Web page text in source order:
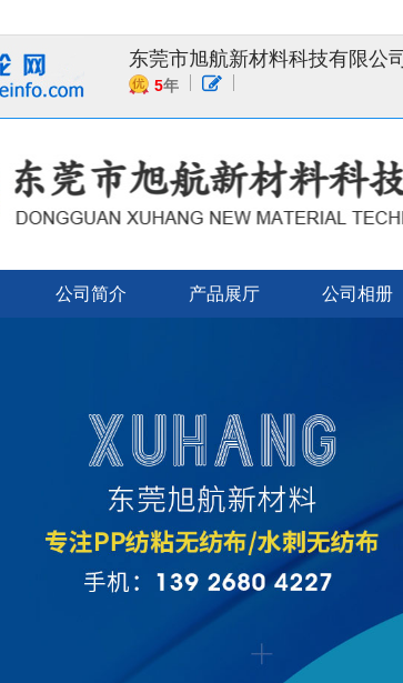
东莞市旭航新材料科技有限公司
5年
公司简介 产品展厅 公司相册